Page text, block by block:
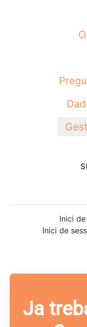
Inici
Inici de
Ja